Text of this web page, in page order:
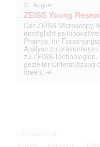
31. August
ZEISS Young
Der ZEISS Microscopy
ermöglicht es
Pharma, ihr
Analyse zu
zu ZEISS-
gezielter Unterstützung
Ideen. ➔